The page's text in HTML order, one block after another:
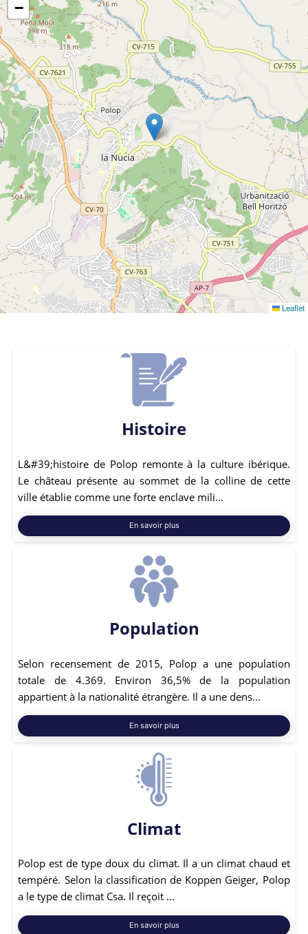
−
Leaflet
Histoire
L&#39;histoire de Polop remonte à la culture ibérique.
Le château présente au sommet de la colline de cette
ville établie comme une forte enclave mili...
En savoir plus
Population
Selon recensement de 2015, Polop a une population
totale de 4.369. Environ 36,5% de la population
appartient à la nationalité étrangère. Il a une dens...
En savoir plus
Climat
Polop est de type doux du climat. Il a un climat chaud et
tempéré. Selon la classification de Koppen Geiger, Polop
a le type de climat Csa. Il reçoit ...
En savoir plus